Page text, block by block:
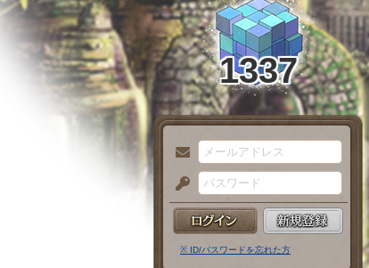
1337
メ
ー
ル
ア
パ
ス
※ ID/パスワードを忘れた方